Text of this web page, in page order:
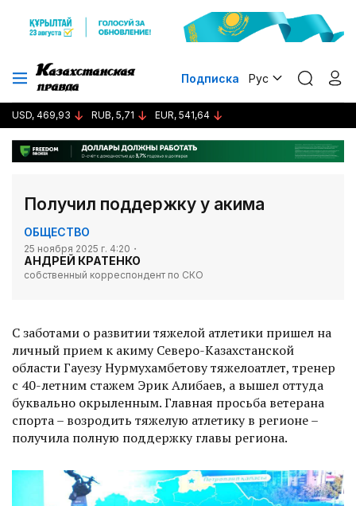
Подписка Рус
USD, 469,93 RUB, 5,71 EUR, 541,64
Получил поддержку у акима
ОБЩЕСТВО
25 ноября 2025 г. 4:20
АНДРЕЙ КРАТЕНКО
собственный корреспондент по СКО
С заботами о развитии тяжелой атлетики пришел на
личный прием к акиму Северо-Казахстанской
области Гауезу Нурмухамбетову тяжелоатлет, тренер
с 40-летним стажем Эрик Алибаев, а вышел оттуда
буквально окрыленным. Главная просьба ветерана
спорта – возродить тяжелую атлетику в регионе –
получила полную поддержку главы региона.